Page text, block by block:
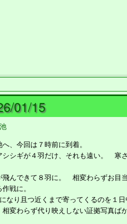
01/15
、今回は７時前に到着。
シギが４羽だけ、それも遠い。 寒
飛んできて８羽に。 相変わらずお目
戦に。
り且つ近くまで寄ってくるのを１日
わらず代り映えしない証拠写真ばか